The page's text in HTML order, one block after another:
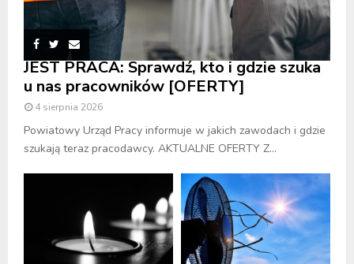
JEST PRACA: Sprawdź, kto i gdzie szuka
u nas pracowników [OFERTY]
4 sierpnia 2026
Powiatowy Urząd Pracy informuje w jakich zawodach i gdzie
szukają teraz pracodawcy. AKTUALNE OFERTY Z...